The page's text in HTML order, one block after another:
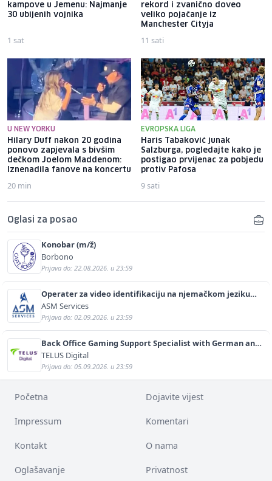
kampove u Jemenu: Najmanje
30 ubijenih vojnika
1 sat
rekord i zvanično doveo
veliko pojačanje iz
Manchester Cityja
11 sati
U NEW YORKU
Hilary Duff nakon 20 godina
ponovo zapjevala s bivšim
dečkom Joelom Maddenom:
Iznenadila fanove na koncertu
20 min
EVROPSKA LIGA
Haris Tabaković junak
Salzburga, pogledajte kako je
postigao prvijenac za pobjedu
protiv Pafosa
9 sati
Oglasi za posao
Konobar (m/ž)
Borbono
Prijava do: 22.08.2026. u 23:59
Operater za video identifikaciju na njemačkom jeziku
(m/ž)
ASM Services
Prijava do: 02.09.2026. u 23:59
Back Office Gaming Support Specialist with German and
English (m/f)
TELUS Digital
Prijava do: 05.09.2026. u 23:59
Početna Dojavite vijest
Impressum Komentari
Kontakt O nama
Oglašavanje Privatnost